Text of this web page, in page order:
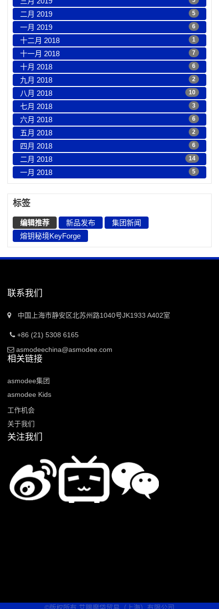
二月 2019 5
一月 2019 6
十二月 2018 1
十一月 2018 7
十月 2018 6
九月 2018 2
八月 2018 10
七月 2018 3
六月 2018 6
五月 2018 2
四月 2018 6
二月 2018 14
一月 2018 5
标签
编辑推荐 新品发布
集团新闻
熔钥秘境KeyForge
联系我们
中国上海市静安区北苏州路1040号JK1933 A402室
+86 (21) 5308 6165
asmodeechina@asmodee.com
相关链接
asmodee集团
asmodee Kids
工作机会
关于我们
关注我们